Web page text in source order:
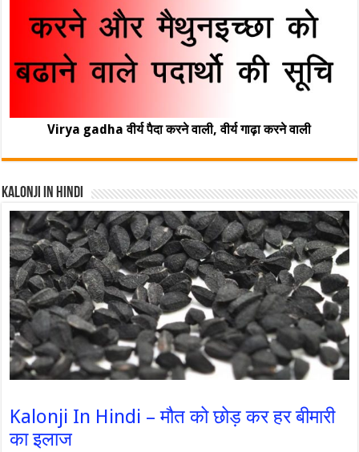
Virya gadha वीर्य पैदा करने वाली, वीर्य गाढ़ा करने वाली
Kalonji In Hindi
Kalonji In Hindi – मौत को छोड़ कर हर बीमारी
का इलाज